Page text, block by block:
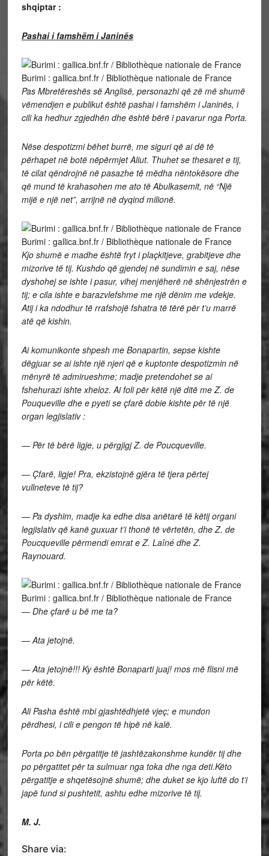
shqiptar :
Pashai i famshëm i Janinës
Burimi : gallica.bnf.fr / Bibliothèque nationale de France
Pas Mbretëreshës së Anglisë, personazhi që zë më shumë
vëmendjen e publikut është pashai i famshëm i Janinës, i
cili ka hedhur zgjedhën dhe është bërë i pavarur nga Porta.
Nëse despotizmi bëhet burrë, me siguri që ai dë të
përhapet në botë nëpërmjet Aliut. Thuhet se thesaret e tij,
të cilat qëndrojnë në pasazhe të mëdha nëntokësore dhe
që mund të krahasohen me ato të Abulkasemit, në “Një
mijë e një net”, arrijnë në dyqind milionë.
Burimi : gallica.bnf.fr / Bibliothèque nationale de France
Kjo shumë e madhe është fryt i plaçkitjeve, grabitjeve dhe
mizorive të tij. Kushdo që gjendej në sundimin e saj, nëse
dyshohej se ishte i pasur, vihej menjëherë në shënjestrën e
tij; e cila ishte e barazvlefshme me një dënim me vdekje.
Atij i ka ndodhur të rrafshojë fshatra të tërë për t’u marrë
atë që kishin.
Ai komunikonte shpesh me Bonapartin, sepse kishte
dëgjuar se ai ishte një njeri që e kuptonte despotizmin në
mënyrë të admirueshme; madje pretendohet se ai
fshehurazi ishte xheloz. Ai foli për këtë një ditë me Z. de
Pouqueville dhe e pyeti se çfarë dobie kishte për të një
organ legjislativ :
— Për të bërë ligje, u përgjigj Z. de Poucqueville.
— Çfarë, ligje! Pra, ekzistojnë gjëra të tjera përtej
vullneteve të tij?
— Pa dyshim, madje ka edhe disa anëtarë të këtij organi
legjislativ që kanë guxuar t’i thonë të vërtetën, dhe Z. de
Poucqueville përmendi emrat e Z. Laîné dhe Z.
Raynouard.
Burimi : gallica.bnf.fr / Bibliothèque nationale de France
— Dhe çfarë u bë me ta?
— Ata jetojnë.
— Ata jetojnë!!! Ky është Bonaparti juaj! mos më flisni më
për këtë.
Ali Pasha është mbi gjashtëdhjetë vjeç; e mundon
përdhesi, i cili e pengon të hipë në kalë.
Porta po bën përgatitje të jashtëzakonshme kundër tij dhe
po përgatitet për ta sulmuar nga toka dhe nga deti.Këto
përgatitje e shqetësojnë shumë; dhe duket se kjo luftë do t’i
japë fund si pushtetit, ashtu edhe mizorive të tij.
M. J.
Share via: